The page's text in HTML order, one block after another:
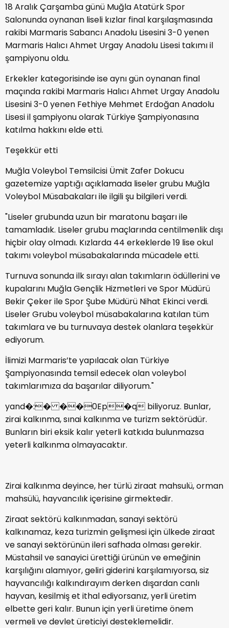
18 Aralık Çarşamba günü Muğla Atatürk Spor
Salonunda oynanan liseli kızlar final karşılaşmasında
rakibi Marmaris Sabancı Anadolu Lisesini 3-0 yenen
Marmaris Halıcı Ahmet Urgay Anadolu Lisesi takımı il
şampiyonu oldu.
Erkekler kategorisinde ise aynı gün oynanan final
maçında rakibi Marmaris Halıcı Ahmet Urgay Anadolu
Lisesini 3-0 yenen Fethiye Mehmet Erdoğan Anadolu
Lisesi il şampiyonu olarak Türkiye Şampiyonasına
katılma hakkını elde etti.
Teşekkür etti
Muğla Voleybol Temsilcisi Ümit Zafer Dokucu
gazetemize yaptığı açıklamada liseler grubu Muğla
Voleybol Müsabakaları ile ilgili şu bilgileri verdi.
"Liseler grubunda uzun bir maratonu başarı ile
tamamladık. Liseler grubu maçlarında centilmenlik dışı
hiçbir olay olmadı. Kızlarda 44 erkeklerde 19 lise okul
takımı voleybol müsabakalarında mücadele etti.
Turnuva sonunda ilk sırayı alan takımların ödüllerini ve
kupalarını Muğla Gençlik Hizmetleri ve Spor Müdürü
Bekir Çeker ile Spor Şube Müdürü Nihat Ekinci verdi.
Liseler Grubu voleybol müsabakalarına katılan tüm
takımlara ve bu turnuvaya destek olanlara teşekkür
ediyorum.
İlimizi Marmaris’te yapılacak olan Türkiye
Şampiyonasında temsil edecek olan voleybol
takımlarımıza da başarılar diliyorum."
yand�:� ��0Ep�q biliyoruz. Bunlar,
zirai kalkınma, sınai kalkınma ve turizm sektörüdür.
Bunların biri eksik kalır yeterli katkıda bulunmazsa
yeterli kalkınma olmayacaktır.
Zirai kalkınma deyince, her türlü ziraat mahsulü, orman
mahsülü, hayvancılık içerisine girmektedir.
Ziraat sektörü kalkınmadan, sanayi sektörü
kalkınamaz, keza turizmin gelişmesi için ülkede ziraat
ve sanayi sektörünün ileri safhada olması gerekir.
Müstahsil ve sanayici ürettiği ürünün ve emeğinin
karşılığını alamıyor, geliri giderini karşılamıyorsa, siz
hayvancılığı kalkındırayım derken dışardan canlı
hayvan, kesilmiş et ithal ediyorsanız, yerli üretim
elbette geri kalır. Bunun için yerli üretime önem
vermeli ve devlet üreticiyi desteklemelidir.